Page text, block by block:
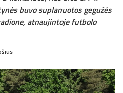
buvo suplanuotos gegužės
atnaujintoje futbolo